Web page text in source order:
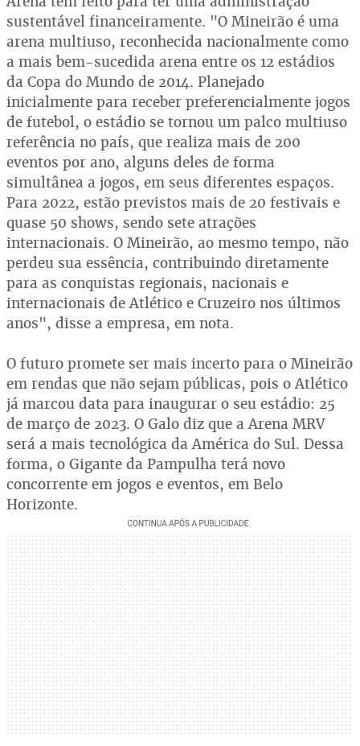
sustentável financeiramente. "O Mineirão é uma
arena multiuso, reconhecida nacionalmente como
a mais bem-sucedida arena entre os 12 estádios
da Copa do Mundo de 2014. Planejado
inicialmente para receber preferencialmente jogos
de futebol, o estádio se tornou um palco multiuso
referência no país, que realiza mais de 200
eventos por ano, alguns deles de forma
simultânea a jogos, em seus diferentes espaços.
Para 2022, estão previstos mais de 20 festivais e
quase 50 shows, sendo sete atrações
internacionais. O Mineirão, ao mesmo tempo, não
perdeu sua essência, contribuindo diretamente
para as conquistas regionais, nacionais e
internacionais de Atlético e Cruzeiro nos últimos
anos", disse a empresa, em nota.
O futuro promete ser mais incerto para o Mineirão
em rendas que não sejam públicas, pois o Atlético
já marcou data para inaugurar o seu estádio: 25
de março de 2023. O Galo diz que a Arena MRV
será a mais tecnológica da América do Sul. Dessa
forma, o Gigante da Pampulha terá novo
concorrente em jogos e eventos, em Belo
Horizonte.